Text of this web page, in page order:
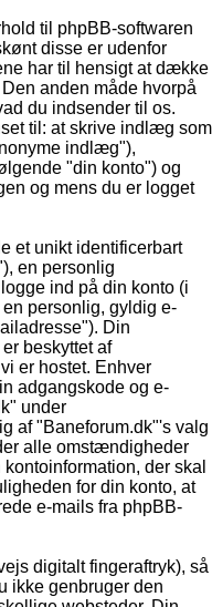
til phpBB-softwaren
disse er udenfor
har til hensigt at dække
anden måde hvorpå
du indsender til os.
til: at skrive indlæg som
indlæg"),
"din konto") og
og mens du er logget
et unikt identificerbart
en personlig
ind på din konto (i
personlig, gyldig e-
Din
beskyttet af
er hostet. Enhver
adgangskode og e-
under
af "Baneforum.dk"'s valg
alle omstændigheder
der skal
for din konto, at
e-mails fra phpBB-
digitalt fingeraftryk), så
ikke genbruger den